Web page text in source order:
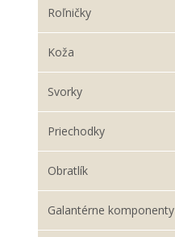
Roľničky
Koža
Svorky
Priechodky
Obratlík
Galantérne komponenty